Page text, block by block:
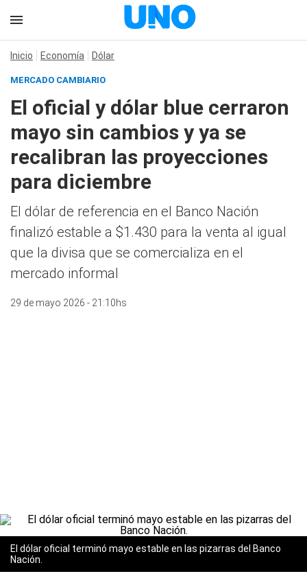
Inicio Economía Dólar
MERCADO CAMBIARIO
El oficial y dólar blue cerraron
mayo sin cambios y ya se
recalibran las proyecciones
para diciembre
El dólar de referencia en el Banco Nación
finalizó estable a $1.430 para la venta al igual
que la divisa que se comercializa en el
mercado informal
29 de mayo 2026 - 21:10hs
El dólar oficial terminó mayo estable en las pizarras del Banco
Nación.